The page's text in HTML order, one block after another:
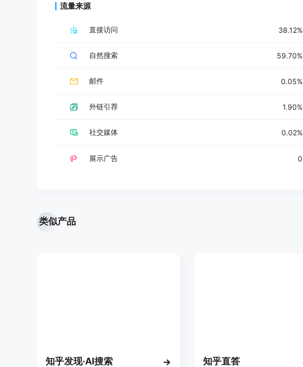
流量来源
直接访问 38.12%
自然搜索 59.70%
邮件 0.05%
外链引荐 1.90%
社交媒体 0.02%
展示广告 0
类似产品
知乎发现·AI搜索 知乎直答